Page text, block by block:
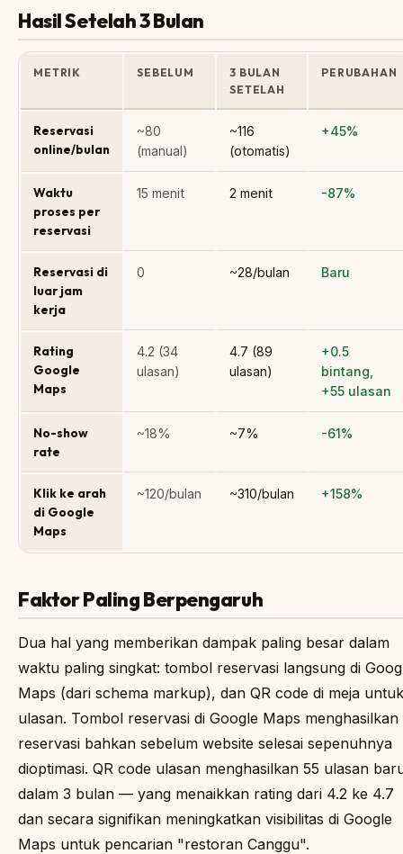
Hasil Setelah 3 Bulan
METRIK SEBELUM
3 BULAN
SETELAH
PERUBAHAN
Reservasi
online/bulan
~80
(manual)
~116
(otomatis)
+45%
Waktu
proses per
reservasi
15 menit 2 menit -87%
Reservasi di
luar jam
kerja
0 ~28/bulan Baru
Rating
Google
Maps
4.2 (34
ulasan)
4.7 (89
ulasan)
+0.5
bintang,
+55 ulasan
No-show
rate
~18% ~7% -61%
Klik ke arah
di Google
Maps
~120/bulan ~310/bulan +158%
Faktor Paling Berpengaruh
Dua hal yang memberikan dampak paling besar dalam
waktu paling singkat: tombol reservasi langsung di
Maps (dari schema markup), dan QR code di meja untuk
ulasan. Tombol reservasi di Google Maps menghasilkan
reservasi bahkan sebelum website selesai sepenuhnya
dioptimasi. QR code ulasan menghasilkan 55 ulasan
dalam 3 bulan — yang menaikkan rating dari 4.2 ke 4.7
dan secara signifikan meningkatkan visibilitas di Google
Maps untuk pencarian "restoran Canggu".